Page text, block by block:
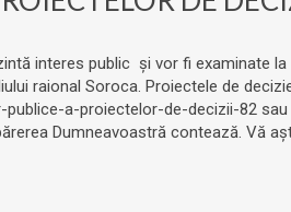
interes public și vor fi examinate la
raional Soroca. Proiectele de
a-proiectelor-de-decizii-82 sau
Dumneavoastră contează. Vă